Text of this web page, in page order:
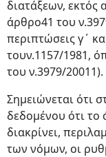
διατάξεων, εκτός
άρθρο41 του
περιπτώσεις γ΄
τουν.1157/1981,
του ν.3979/20011).
Σημειώνεται ότι
δεδομένου ότι το
διακρίνει,
των νόμων, οι